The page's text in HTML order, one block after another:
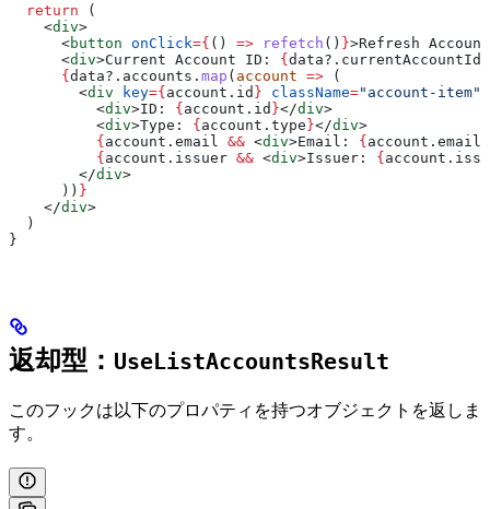
  return
(
    <
div>
      <
button onClick={ () => refetch () }>Refresh
      <
div>Current Account ID: {data?. currentAccountId
      {
data?. accounts . map ( account => (
        <
div key={account . id } className="account-item"
          <
div>ID: {account . id }</div>
          <
div>Type: {account . type}</div>
          {
account . email && <div>Email: {account . email
          {
account . issuer && <div>Issuer: {account .
        </
div>
      ))
}
    </
div>
  )
}
返却型： UseListAccountsResult
このフックは以下のプロパティを持つオブジェクトを返しま
す。